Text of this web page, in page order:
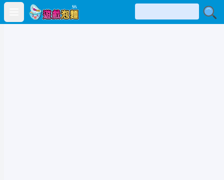
Open main menu